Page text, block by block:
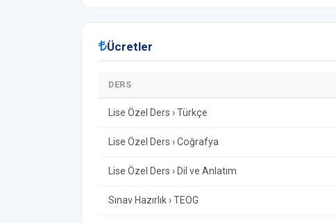
Ücretler
DERS
Lise Özel Ders › Türkçe
Lise Özel Ders › Coğrafya
Lise Özel Ders › Dil ve Anlatım
Sınav Hazırlık › TEOG